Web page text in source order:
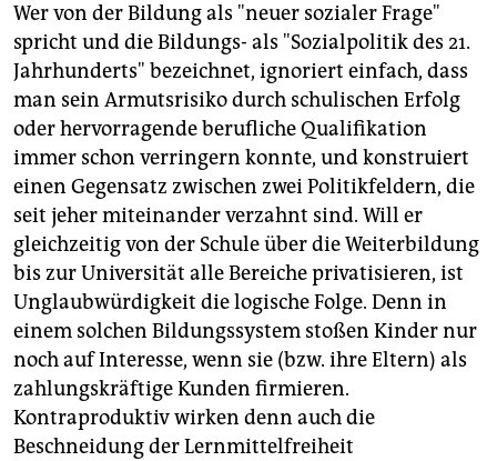
Wer von der Bildung als "neuer sozialer Frage"
spricht und die Bildungs- als "Sozialpolitik des 21.
Jahrhunderts" bezeichnet, ignoriert einfach, dass
man sein Armutsrisiko durch schulischen Erfolg
oder hervorragende berufliche Qualifikation
immer schon verringern konnte, und konstruiert
einen Gegensatz zwischen zwei Politikfeldern, die
seit jeher miteinander verzahnt sind. Will er
gleichzeitig von der Schule über die Weiterbildung
bis zur Universität alle Bereiche privatisieren, ist
Unglaubwürdigkeit die logische Folge. Denn in
einem solchen Bildungssystem stoßen Kinder nur
noch auf Interesse, wenn sie (bzw. ihre Eltern) als
zahlungskräftige Kunden firmieren.
Kontraproduktiv wirken denn auch die
Beschneidung der Lernmittelfreiheit